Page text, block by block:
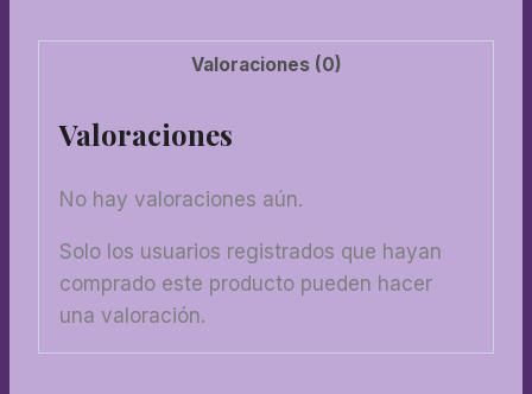
cantidad
Valoraciones (0)
Valoraciones
No hay valoraciones aún.
Solo los usuarios registrados que hayan
comprado este producto pueden hacer
una valoración.